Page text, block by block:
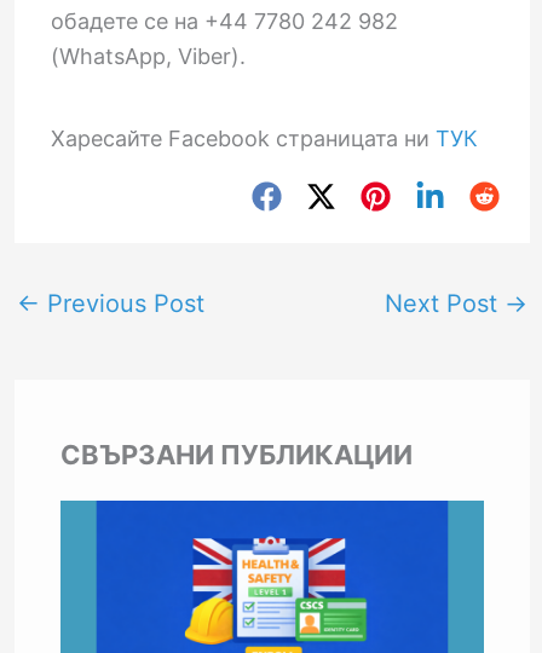
обадете се на +44 7780 242 982
(WhatsApp, Viber).
Харесайте Facebook страницата ни ТУК
← Previous Post Next Post →
СВЪРЗАНИ ПУБЛИКАЦИИ